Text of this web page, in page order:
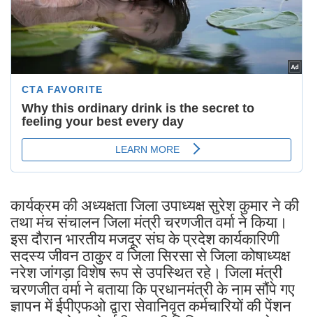
कार्यक्रम की अध्यक्षता जिला उपाध्यक्ष सुरेश कुमार ने की
तथा मंच संचालन जिला मंत्री चरणजीत वर्मा ने किया।
इस दौरान भारतीय मजदूर संघ के प्रदेश कार्यकारिणी
सदस्य जीवन ठाकुर व जिला सिरसा से जिला कोषाध्यक्ष
नरेश जांगड़ा विशेष रूप से उपस्थित रहे। जिला मंत्री
चरणजीत वर्मा ने बताया कि प्रधानमंत्री के नाम सौंपे गए
ज्ञापन में ईपीएफओ द्वारा सेवानिवृत कर्मचारियों की पेंशन